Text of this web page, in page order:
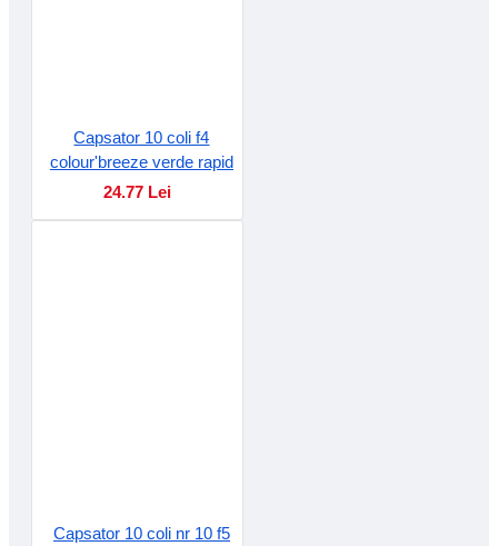
Capsator 10 coli f4
colour'breeze verde rapid
24.77 Lei
Capsator 10 coli nr 10 f5